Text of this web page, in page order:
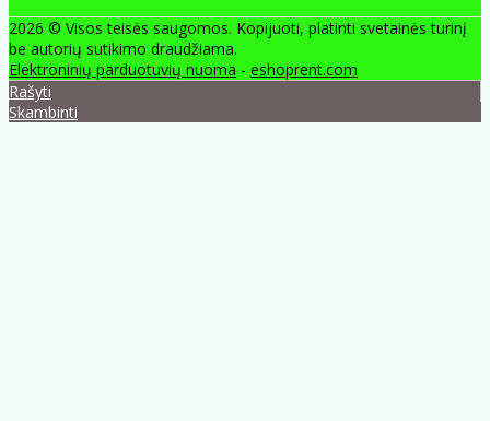
2026 © Visos teisės saugomos. Kopijuoti, platinti svetainės turinį
be autorių sutikimo draudžiama.
Elektroninių parduotuvių nuoma - eshoprent.com
Rašyti
Skambinti